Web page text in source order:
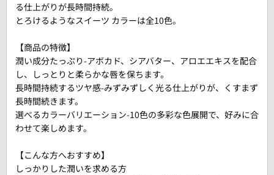
る仕上がりが長時間持続。
とろけるようなスイーツ カラーは全10色。
【商品の特徴】
潤い成分たっぷり-アボカド、シアバター、アロエエキスを配合
し、しっとりと柔らかな唇を保ちます。
長時間持続するツヤ感-みずみずしく光る仕上がりが、くすまず
長時間続きます。
選べるカラーバリエーション-10色の多彩な色展開で、好みに合
わせて楽しめます。
【こんな方へおすすめ】
しっかりした潤いを求める方